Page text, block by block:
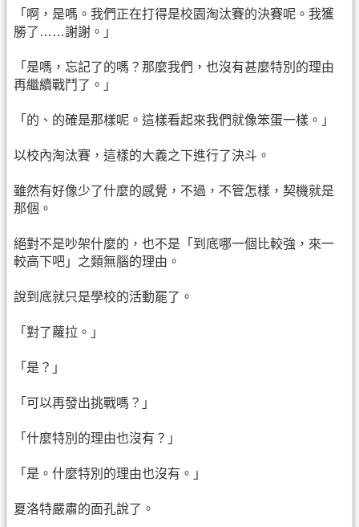
「啊，是嗎。我們正在打得是校園淘汰賽的決賽呢。我獲
勝了……謝謝。」
「是嗎，忘記了的嗎？那麼我們，也沒有甚麼特別的理由
再繼續戰鬥了。」
「的、的確是那樣呢。這樣看起來我們就像笨蛋一樣。」
以校內淘汰賽，這樣的大義之下進行了決斗。
雖然有好像少了什麼的感覺，不過，不管怎樣，契機就是
那個。
絕對不是吵架什麼的，也不是「到底哪一個比較強，來一
較高下吧」之類無腦的理由。
說到底就只是學校的活動罷了。
「對了蘿拉。」
「是？」
「可以再發出挑戰嗎？」
「什麼特別的理由也沒有？」
「是。什麼特別的理由也沒有。」
夏洛特嚴肅的面孔說了。